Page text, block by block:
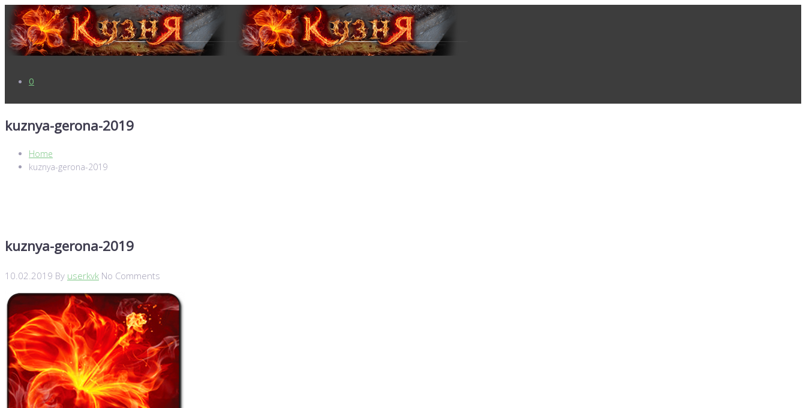
0
kuznya-gerona-2019
Home
kuznya-gerona-2019
kuznya-gerona-2019
10.02.2019 By userkvk No Comments